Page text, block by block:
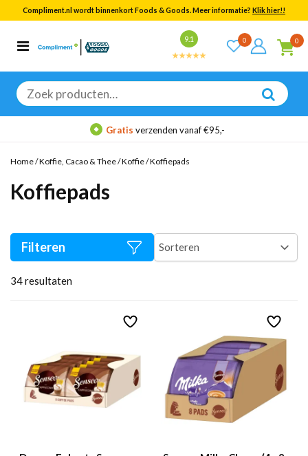
Compliment.nl wordt binnenkort Foods & Goods. Meer informatie? Klik hier!!
9.1 0 0
Zoeken
naar:
Categorieën
Bekijk alle resultaten
verzenden vanaf €95,-
Home/Koffie, Cacao & Thee/Koffie/Koffiepads
Koffiepads
34resultaten
Filteren